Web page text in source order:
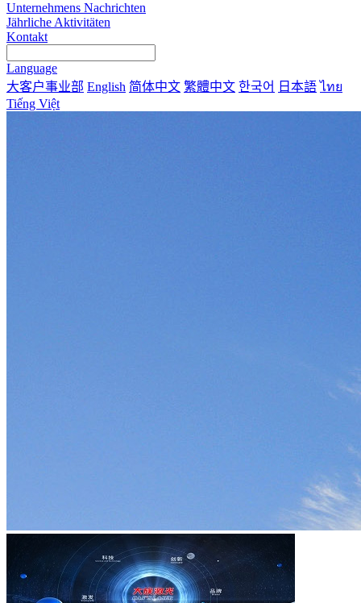
Unternehmens Nachrichten
Jährliche Aktivitäten
Kontakt
Language
大客户事业部 English 简体中文 繁體中文 한국어 日本語 ไทย
Tiếng Việt